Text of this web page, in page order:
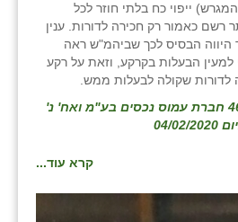
ייפוי כח בלתי חוזר לכל
רשם כאמור רק חכירה לדורות. ענין
היווה הבסיס לכך שביהמ"ש ראה
למעין הבעלות בקרקע, וזאת על רקע
שקולה לבעלות ממש.
ה"פ (ת״א) 46706-09-17 חברת עמוס נכסים בע"מ ואח' נ'
קרא עוד...